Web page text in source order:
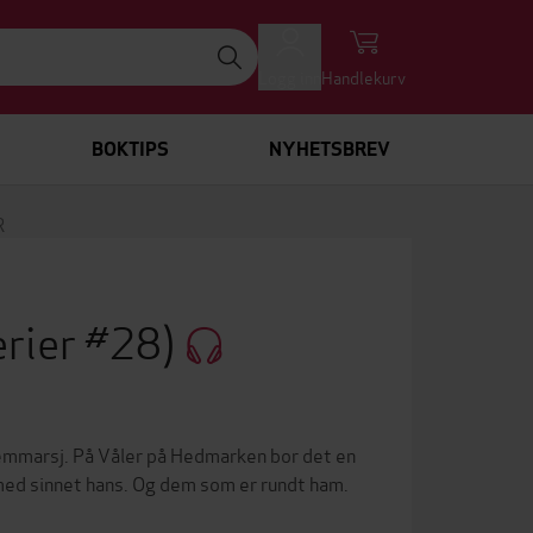
Handlekurv
BOKTIPS NYHETSBREV
#28)
På Våler på Hedmarken bor det en
sinnet hans. Og dem som er rundt ham.